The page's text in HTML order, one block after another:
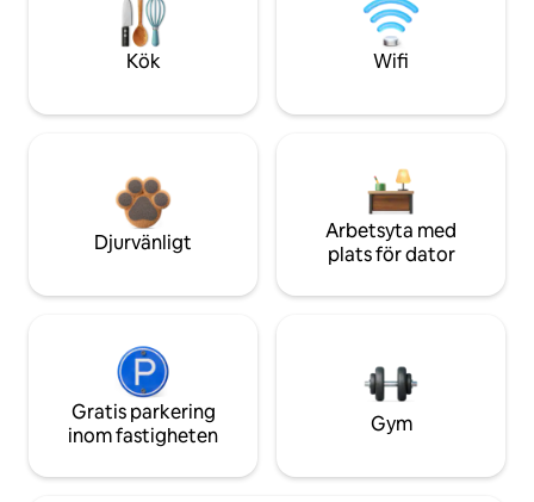
Kök Wifi
Djurvänligt
Arbetsyta med
plats för dator
Gratis parkering
inom fastigheten
Gym